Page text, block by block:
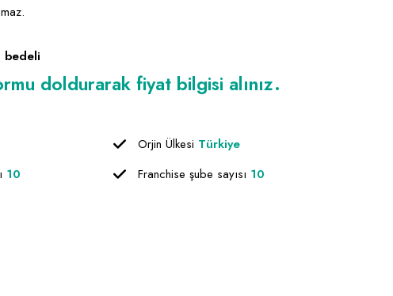
bedeli
doldurarak fiyat bilgisi alınız.
Orjin Ülkesi Türkiye
10 Franchise şube sayısı 10